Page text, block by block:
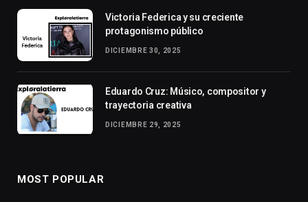
Victoria Federica y su creciente
protagonismo público
DICIEMBRE 30, 2025
Eduardo Cruz: Músico, compositor y
trayectoria creativa
DICIEMBRE 29, 2025
MOST POPULAR